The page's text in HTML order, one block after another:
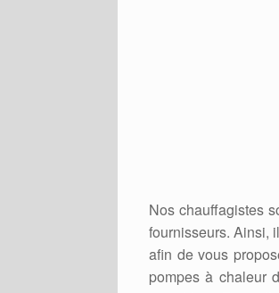
Nos chauffagistes
fournisseurs. Ainsi,
afin de vous
pompes à chaleur